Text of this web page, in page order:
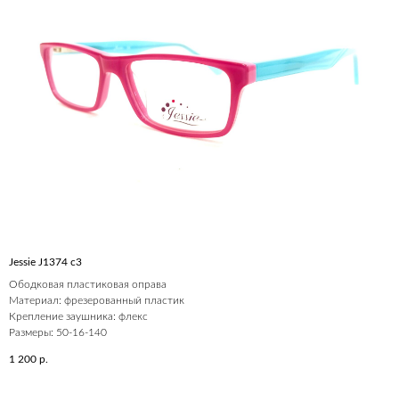
Jessie J1374 c3
Ободковая пластиковая оправа
Материал: фрезерованный пластик
Крепление заушника: флекс
Размеры: 50-16-140
1 200 р.